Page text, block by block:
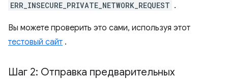
ERR_INSECURE_PRIVATE_NETWORK_REQUEST .
Вы можете проверить это сами, используя этот
тестовый сайт .
Шаг 2: Отправка предварительных